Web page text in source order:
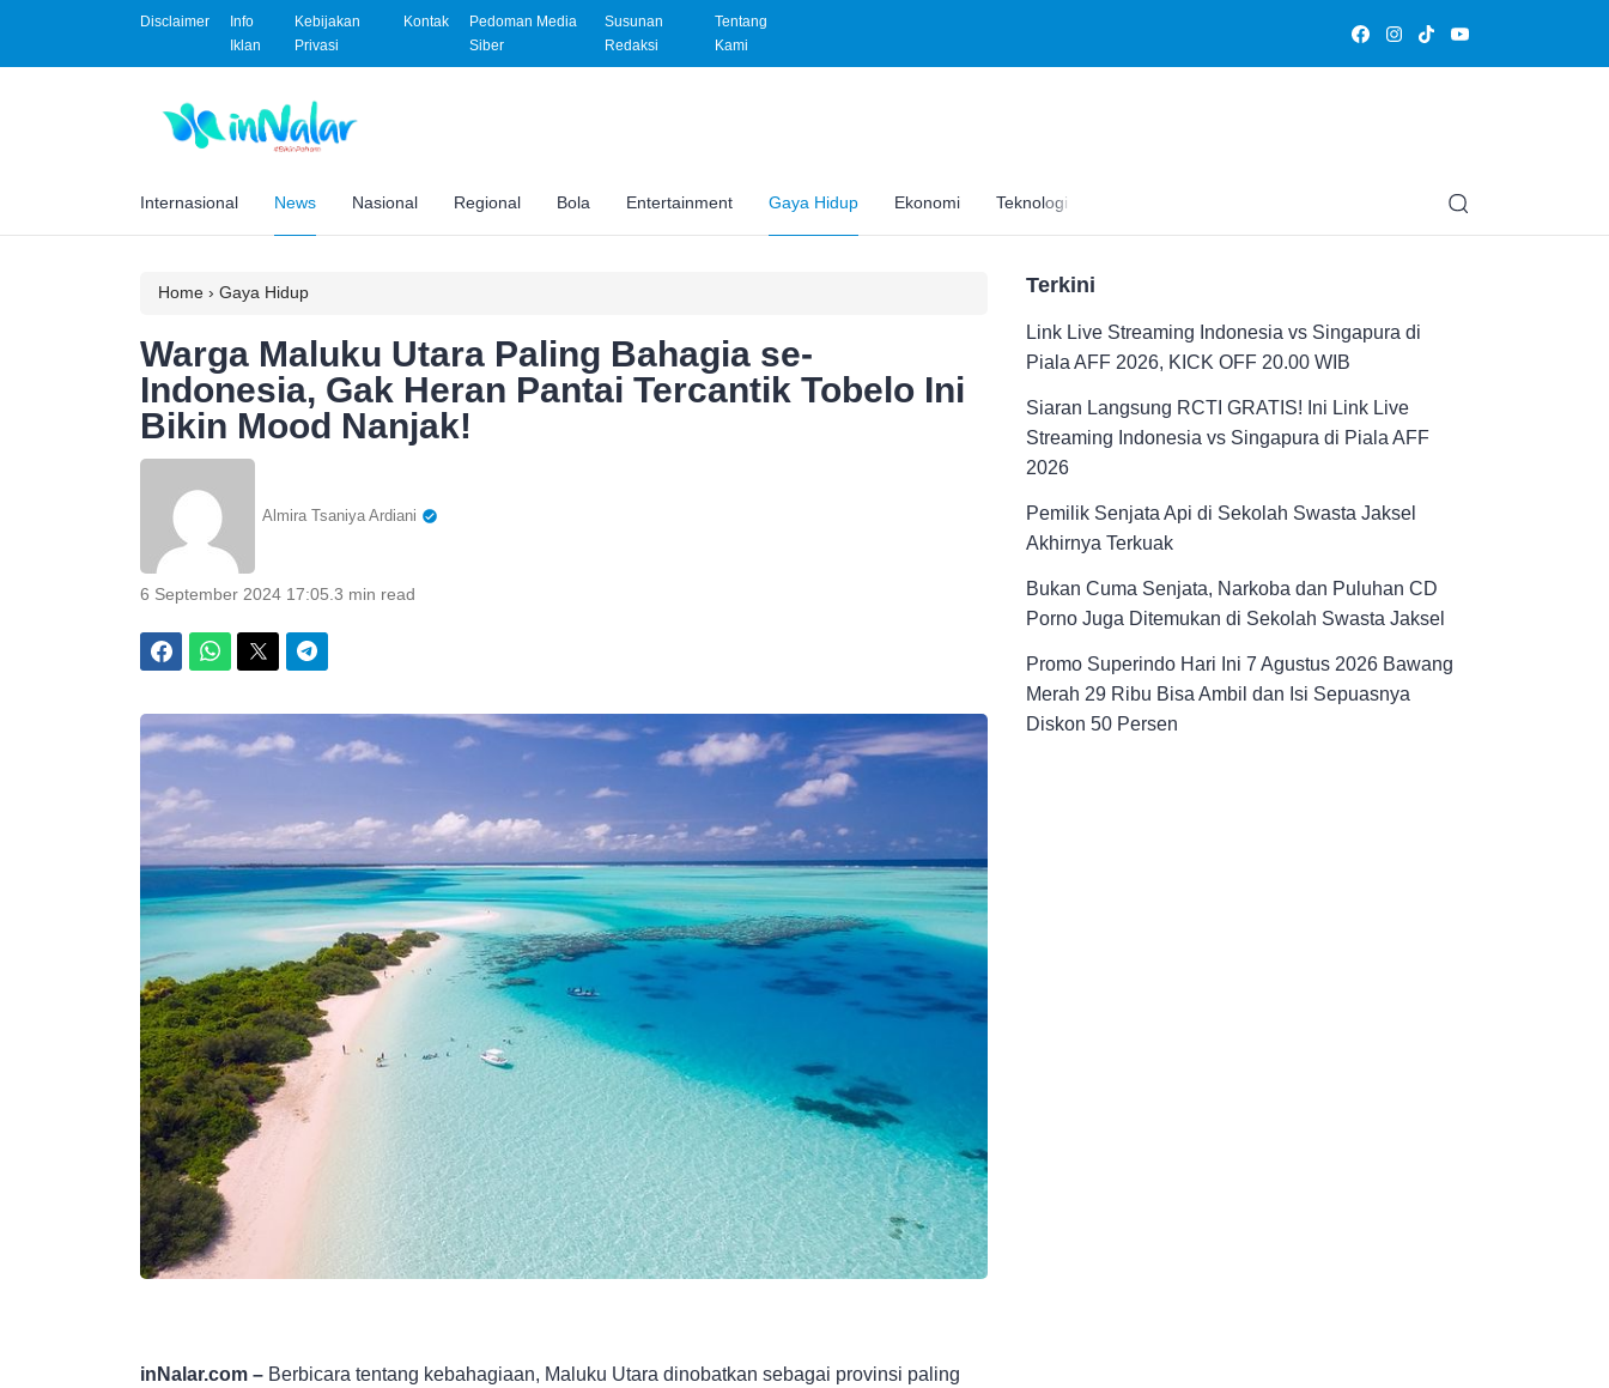
Disclaimer
Info
Iklan
Kebijakan
Privasi
Kontak
Pedoman Media
Siber
Susunan
Redaksi
Tentang
Kami
Internasional News Nasional Regional Bola Entertainment Gaya Hidup Ekonomi Teknologi Edukasi
Home › Gaya Hidup
Warga Maluku Utara Paling Bahagia se-
Indonesia, Gak Heran Pantai Tercantik Tobelo Ini
Bikin Mood Nanjak!
Almira Tsaniya Ardiani
6 September 2024 17:05 3 min read
inNalar.com – Berbicara tentang kebahagiaan, Maluku Utara dinobatkan sebagai provinsi paling
Terkini
Link Live Streaming Indonesia vs Singapura di
Piala AFF 2026, KICK OFF 20.00 WIB
Siaran Langsung RCTI GRATIS! Ini Link Live
Streaming Indonesia vs Singapura di Piala AFF
2026
Pemilik Senjata Api di Sekolah Swasta Jaksel
Akhirnya Terkuak
Bukan Cuma Senjata, Narkoba dan Puluhan CD
Porno Juga Ditemukan di Sekolah Swasta Jaksel
Promo Superindo Hari Ini 7 Agustus 2026 Bawang
Merah 29 Ribu Bisa Ambil dan Isi Sepuasnya
Diskon 50 Persen